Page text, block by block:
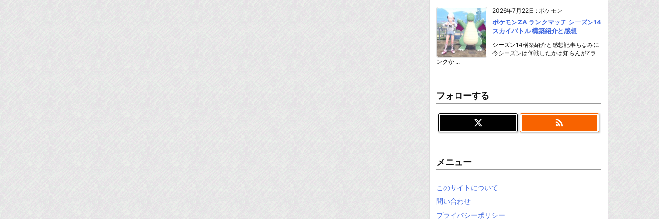
2026年7月22日 : ポケモン
ポケモンZA ランクマッチ シーズン14
スカイバトル 構築紹介と感想
シーズン14構築紹介と感想記事ちなみに
今シーズンは何戦したかは知らんがZラ
ンクか ...
フォローする

メニュー
このサイトについて
問い合わせ
プライバシーポリシー